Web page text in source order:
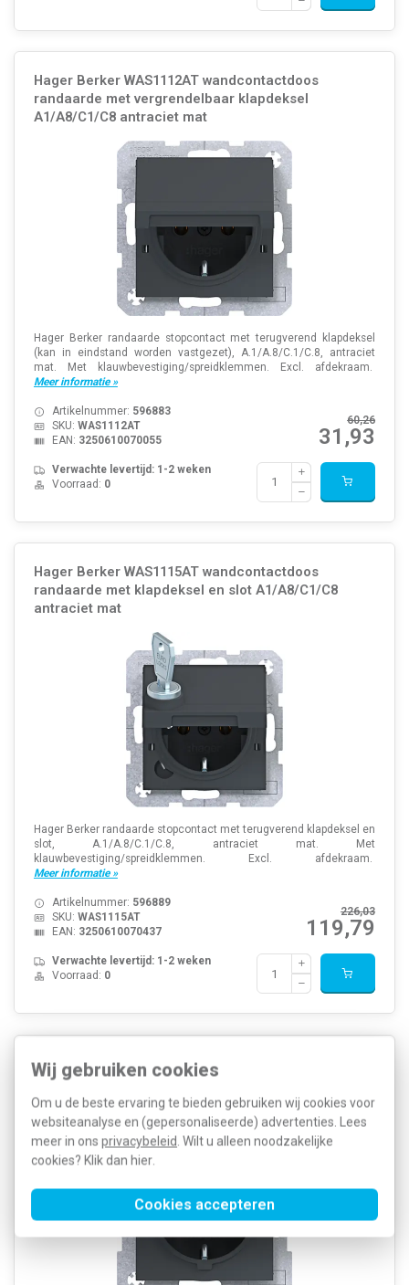
Wij gebruiken cookies
Om u de beste ervaring te bieden gebruiken wij cookies voor
websiteanalyse en (gepersonaliseerde) advertenties. Lees
meer in ons privacybeleid. Wilt u alleen noodzakelijke
cookies? Klik dan hier.
Cookies accepteren
Hager Berker WAS1112AT wandcontactdoos
randaarde met vergrendelbaar klapdeksel
A1/A8/C1/C8 antraciet mat
Hager Berker randaarde stopcontact met terugverend klapdeksel
(kan in eindstand worden vastgezet), A.1/A.8/C.1/C.8, antraciet
mat. Met klauwbevestiging/spreidklemmen. Excl. afdekraam.
Meer informatie »
60,26
31,93
Artikelnummer: 596883
SKU: WAS1112AT
EAN: 3250610070055
Verwachte levertijd: 1-2 weken
Voorraad: 0
Hager Berker WAS1115AT wandcontactdoos
randaarde met klapdeksel en slot A1/A8/C1/C8
antraciet mat
Hager Berker randaarde stopcontact met terugverend klapdeksel en
slot, A.1/A.8/C.1/C.8, antraciet mat. Met
klauwbevestiging/spreidklemmen. Excl. afdekraam.
Meer informatie »
226,03
119,79
Artikelnummer: 596889
SKU: WAS1115AT
EAN: 3250610070437
Verwachte levertijd: 1-2 weken
Voorraad: 0
Hager Berker WAS1110AT wandcontactdoos
randaarde met terugverend klapdeksel A1/A8/C1/C8
antraciet mat